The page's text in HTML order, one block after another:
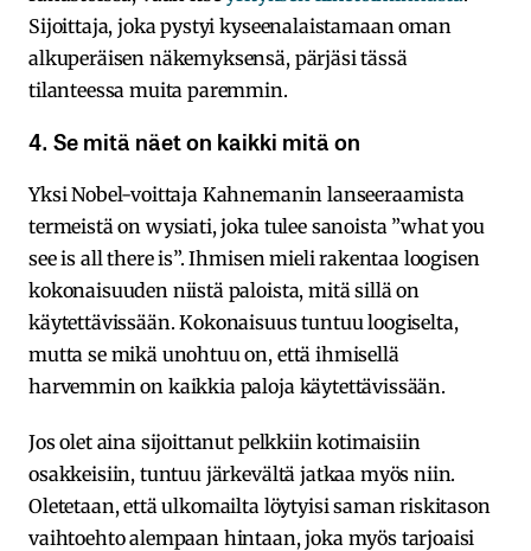
Sijoittaja, joka pystyi kyseenalaistamaan oman
alkuperäisen näkemyksensä, pärjäsi tässä
tilanteessa muita paremmin.
4. Se mitä näet on kaikki mitä on
Yksi Nobel-voittaja Kahnemanin lanseeraamista
termeistä on wysiati, joka tulee sanoista ”what you
see is all there is”. Ihmisen mieli rakentaa loogisen
kokonaisuuden niistä paloista, mitä sillä on
käytettävissään. Kokonaisuus tuntuu loogiselta,
mutta se mikä unohtuu on, että ihmisellä
harvemmin on kaikkia paloja käytettävissään.
Jos olet aina sijoittanut pelkkiin kotimaisiin
osakkeisiin, tuntuu järkevältä jatkaa myös niin.
Oletetaan, että ulkomailta löytyisi saman riskitason
vaihtoehto alempaan hintaan, joka myös tarjoaisi